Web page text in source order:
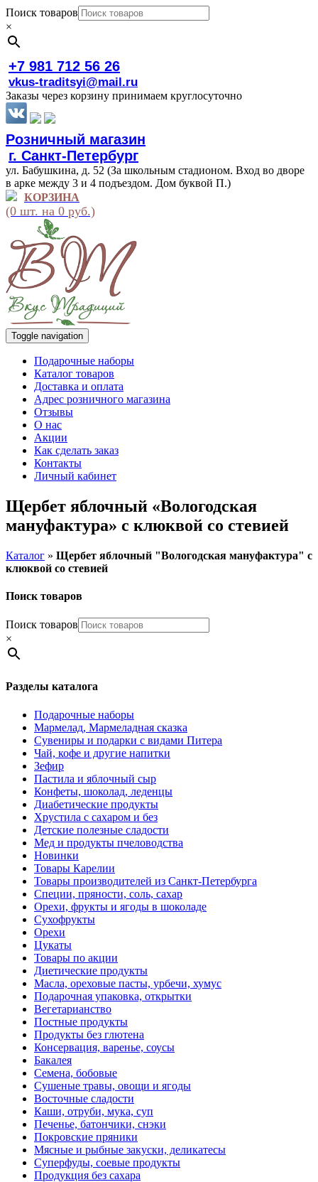
Поиск товаров
×
+7 981 712 56 26
vkus-traditsyi@mail.ru
Заказы через корзину принимаем круглосуточно
Розничный магазин
г. Санкт-Петербург
ул. Бабушкина, д. 52 (За школьным стадионом. Вход во дворе
в арке между 3 и 4 подъездом. Дом буквой П.)
КОРЗИНА
(0 шт. на 0 руб.)
Toggle navigation
Подарочные наборы
Каталог товаров
Доставка и оплата
Адрес розничного магазина
Отзывы
О нас
Акции
Как сделать заказ
Контакты
Личный кабинет
Щербет яблочный «Вологодская
мануфактура» с клюквой со стевией
Каталог » Щербет яблочный "Вологодская мануфактура" с
клюквой со стевией
Поиск товаров
Поиск товаров
×
Разделы каталога
Подарочные наборы
Мармелад, Мармеладная сказка
Сувениры и подарки с видами Питера
Чай, кофе и другие напитки
Зефир
Пастила и яблочный сыр
Конфеты, шоколад, леденцы
Диабетические продукты
Хрустила с сахаром и без
Детские полезные сладости
Мед и продукты пчеловодства
Новинки
Товары Карелии
Товары производителей из Санкт-Петербурга
Специи, пряности, соль, сахар
Орехи, фрукты и ягоды в шоколаде
Сухофрукты
Орехи
Цукаты
Товары по акции
Диетические продукты
Масла, ореховые пасты, урбечи, хумус
Подарочная упаковка, открытки
Вегетарианство
Постные продукты
Продукты без глютена
Консервация, варенье, соусы
Бакалея
Семена, бобовые
Сушеные травы, овощи и ягоды
Восточные сладости
Каши, отруби, мука, суп
Печенье, батончики, снэки
Покровские пряники
Мясные и рыбные закуски, деликатесы
Суперфуды, соевые продукты
Продукция без сахара